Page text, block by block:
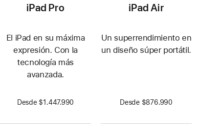
iPad Pro
El iPad en su máxima
expresión. Con la
tecnología más
avanzada.
Desde $1.447.990
iPad Air
Un superrendimiento en
un diseño súper portátil.
Desde $876.990